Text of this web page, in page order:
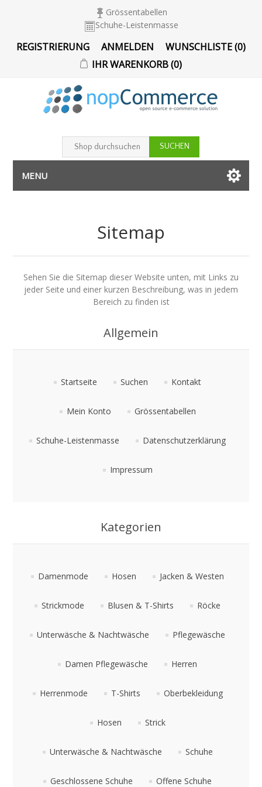
Grössentabellen
Schuhe-Leistenmasse
REGISTRIERUNG ANMELDEN WUNSCHLISTE(0)
IHR WARENKORB(0)
MENU
Sitemap
Sehen Sie die Sitemap dieser Website unten, mit Links zu
jeder Seite und einer kurzen Beschreibung, was in jedem
Bereich zu finden ist
Allgemein
Startseite Suchen Kontakt
Mein Konto Grössentabellen
Schuhe-Leistenmasse Datenschutzerklärung
Impressum
Kategorien
Damenmode Hosen Jacken & Westen
Strickmode Blusen & T-Shirts Röcke
Unterwäsche & Nachtwäsche Pflegewäsche
Damen Pflegewäsche Herren
Herrenmode T-Shirts Oberbekleidung
Hosen Strick
Unterwäsche & Nachtwäsche Schuhe
Geschlossene Schuhe Offene Schuhe